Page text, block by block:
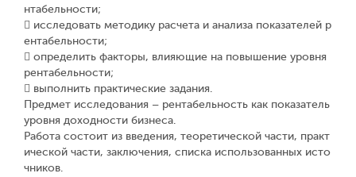
нтабельности;
 исследовать методику расчета и анализа показателей р
ентабельности;
 определить факторы, влияющие на повышение уровня
рентабельности;
 выполнить практические задания.
Предмет исследования – рентабельность как показатель
уровня доходности бизнеса.
Работа состоит из введения, теоретической части, практ
ической части, заключения, списка использованных исто
чников.